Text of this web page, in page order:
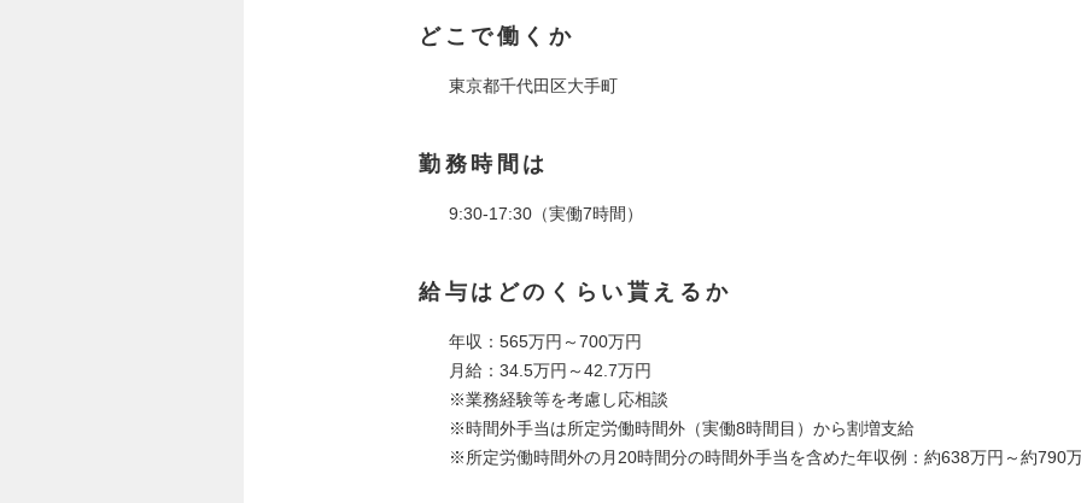
どこで働くか
東京都千代田区大手町
勤務時間は
9:30-17:30（実働7時間）
給与はどのくらい貰えるか
年収：565万円～700万円
月給：34.5万円～42.7万円
※業務経験等を考慮し応相談
※時間外手当は所定労働時間外（実働8時間目）から割増支給
※所定労働時間外の月20時間分の時間外手当を含めた年収例：約638万円～約790